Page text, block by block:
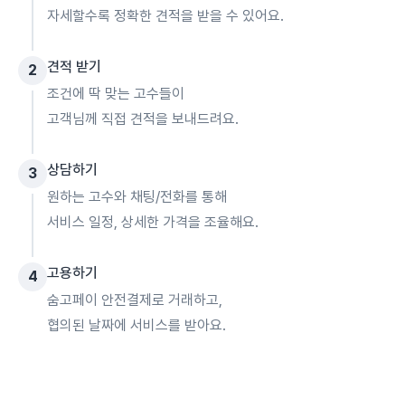
자세할수록 정확한 견적을 받을 수 있어요.
2
견적 받기
조건에 딱 맞는 고수들이
고객님께 직접 견적을 보내드려요.
3 상담하기
원하는 고수와 채팅/전화를 통해
서비스 일정, 상세한 가격을 조율해요.
4 고용하기
숨고페이 안전결제로 거래하고,
협의된 날짜에 서비스를 받아요.